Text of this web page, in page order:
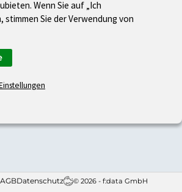
AGBDatenschutz © 2026 - f:data GmbH
Wenn Sie auf „Ich
stimmen Sie der Verwendung von